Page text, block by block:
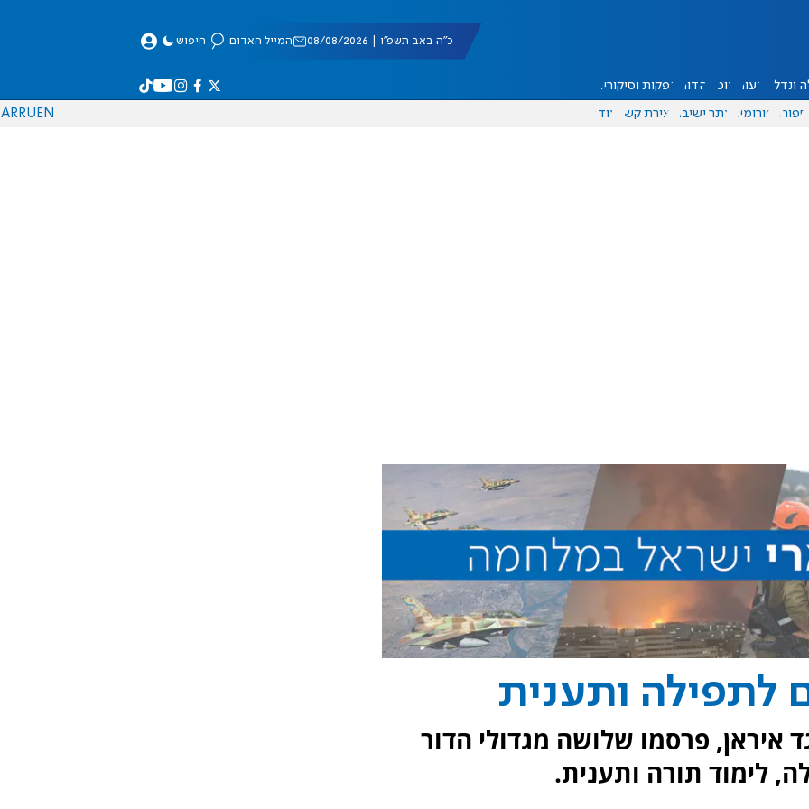
כ"ה באב תשפ"ו | 08/08/2026 המייל האדום חיפוש
ונדל"ן דעות אוכל יהדות הפקות וסיקורים
ספורט פורומים אתר ישיבה יצירת קשר עוד EN
RU
AR
לתפילה ותענית
פרסמו שלושה מגדולי הדור
לימוד תורה ותענית.